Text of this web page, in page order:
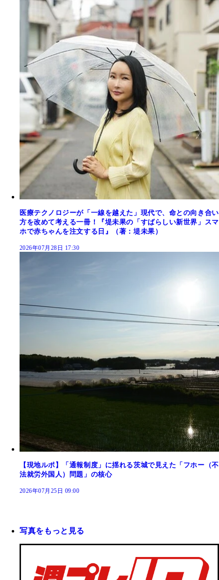
医療テクノロジーが「一線を越えた」現代で、命との向き合い
方を改めて考える一冊！『堤未果の「すばらしい新世界」スマ
ホで赤ちゃんを注文する日』（著：堤未果）
2026年07月28日 17:30
【現地ルポ】「通報制度」に揺れる茨城で見えた「フホー（不
法就労外国人）問題」の核心
2026年07月25日 09:00
写真をもっと見る